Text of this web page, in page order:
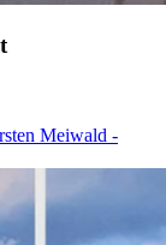
Meiwald -